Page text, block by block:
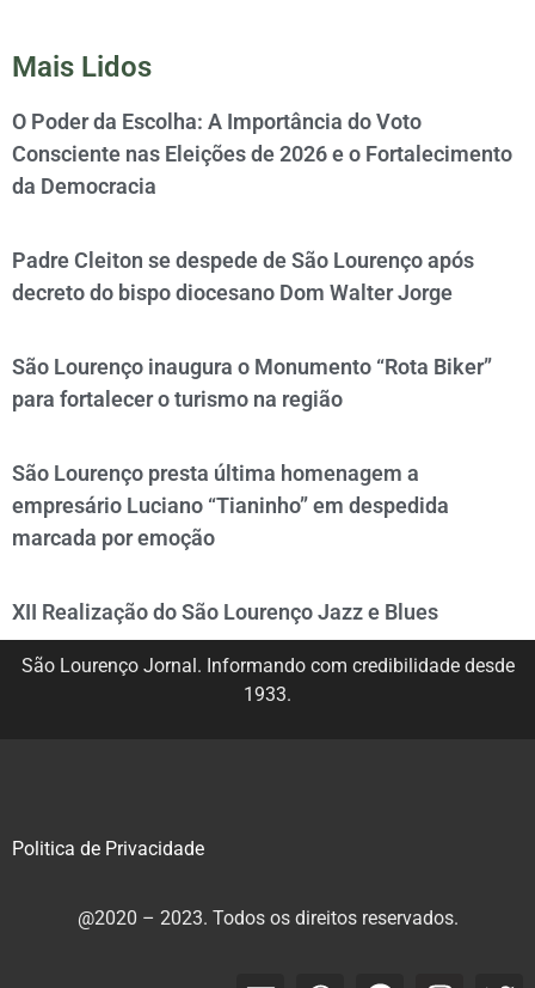
Mais Lidos
O Poder da Escolha: A Importância do Voto
Consciente nas Eleições de 2026 e o Fortalecimento
da Democracia
Padre Cleiton se despede de São Lourenço após
decreto do bispo diocesano Dom Walter Jorge
São Lourenço inaugura o Monumento “Rota Biker”
para fortalecer o turismo na região
São Lourenço presta última homenagem a
empresário Luciano “Tianinho” em despedida
marcada por emoção
XII Realização do São Lourenço Jazz e Blues
São Lourenço Jornal. Informando com credibilidade desde
1933.
Politica de Privacidade
@2020 – 2023. Todos os direitos reservados.